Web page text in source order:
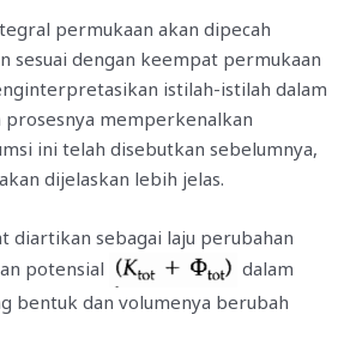
permukaan akan dipecah
sesuai dengan keempat permukaan
istilah-istilah dalam
prosesnya memperkenalkan
ini telah disebutkan sebelumnya,
dijelaskan lebih jelas.
diartikan sebagai laju perubahan
potensial
dalam
bentuk dan volumenya berubah